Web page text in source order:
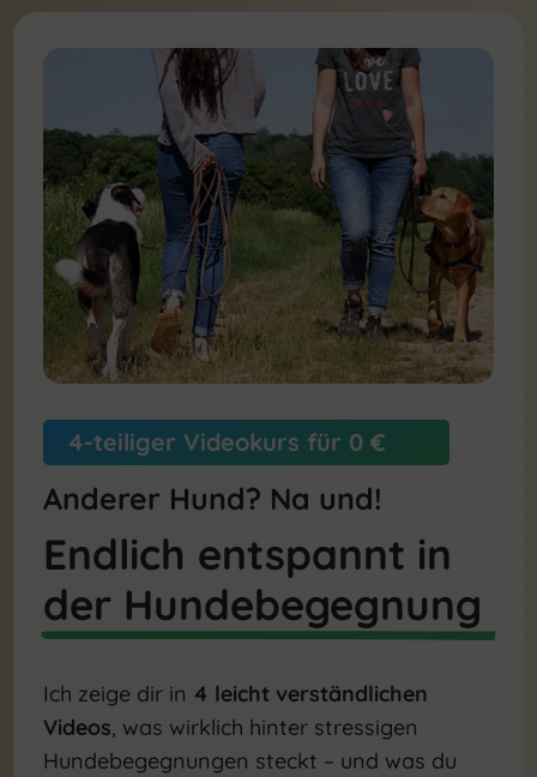
4-teiliger Videokurs für 0 €
Anderer Hund? Na und!
Endlich entspannt in
der Hundebegegnung
Ich zeige dir in 4 leicht verständlichen
Videos, was wirklich hinter stressigen
Hundebegegnungen steckt – und was du